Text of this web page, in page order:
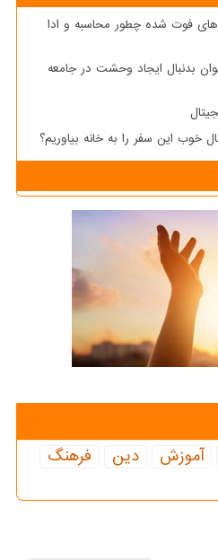
فوت شده چطور محاسبه و ادا
بدنبال ایجاد وحشت در جامعه
خوب این سفر را به خانه بیاوریم؟
آموزش دین
فرهنگ